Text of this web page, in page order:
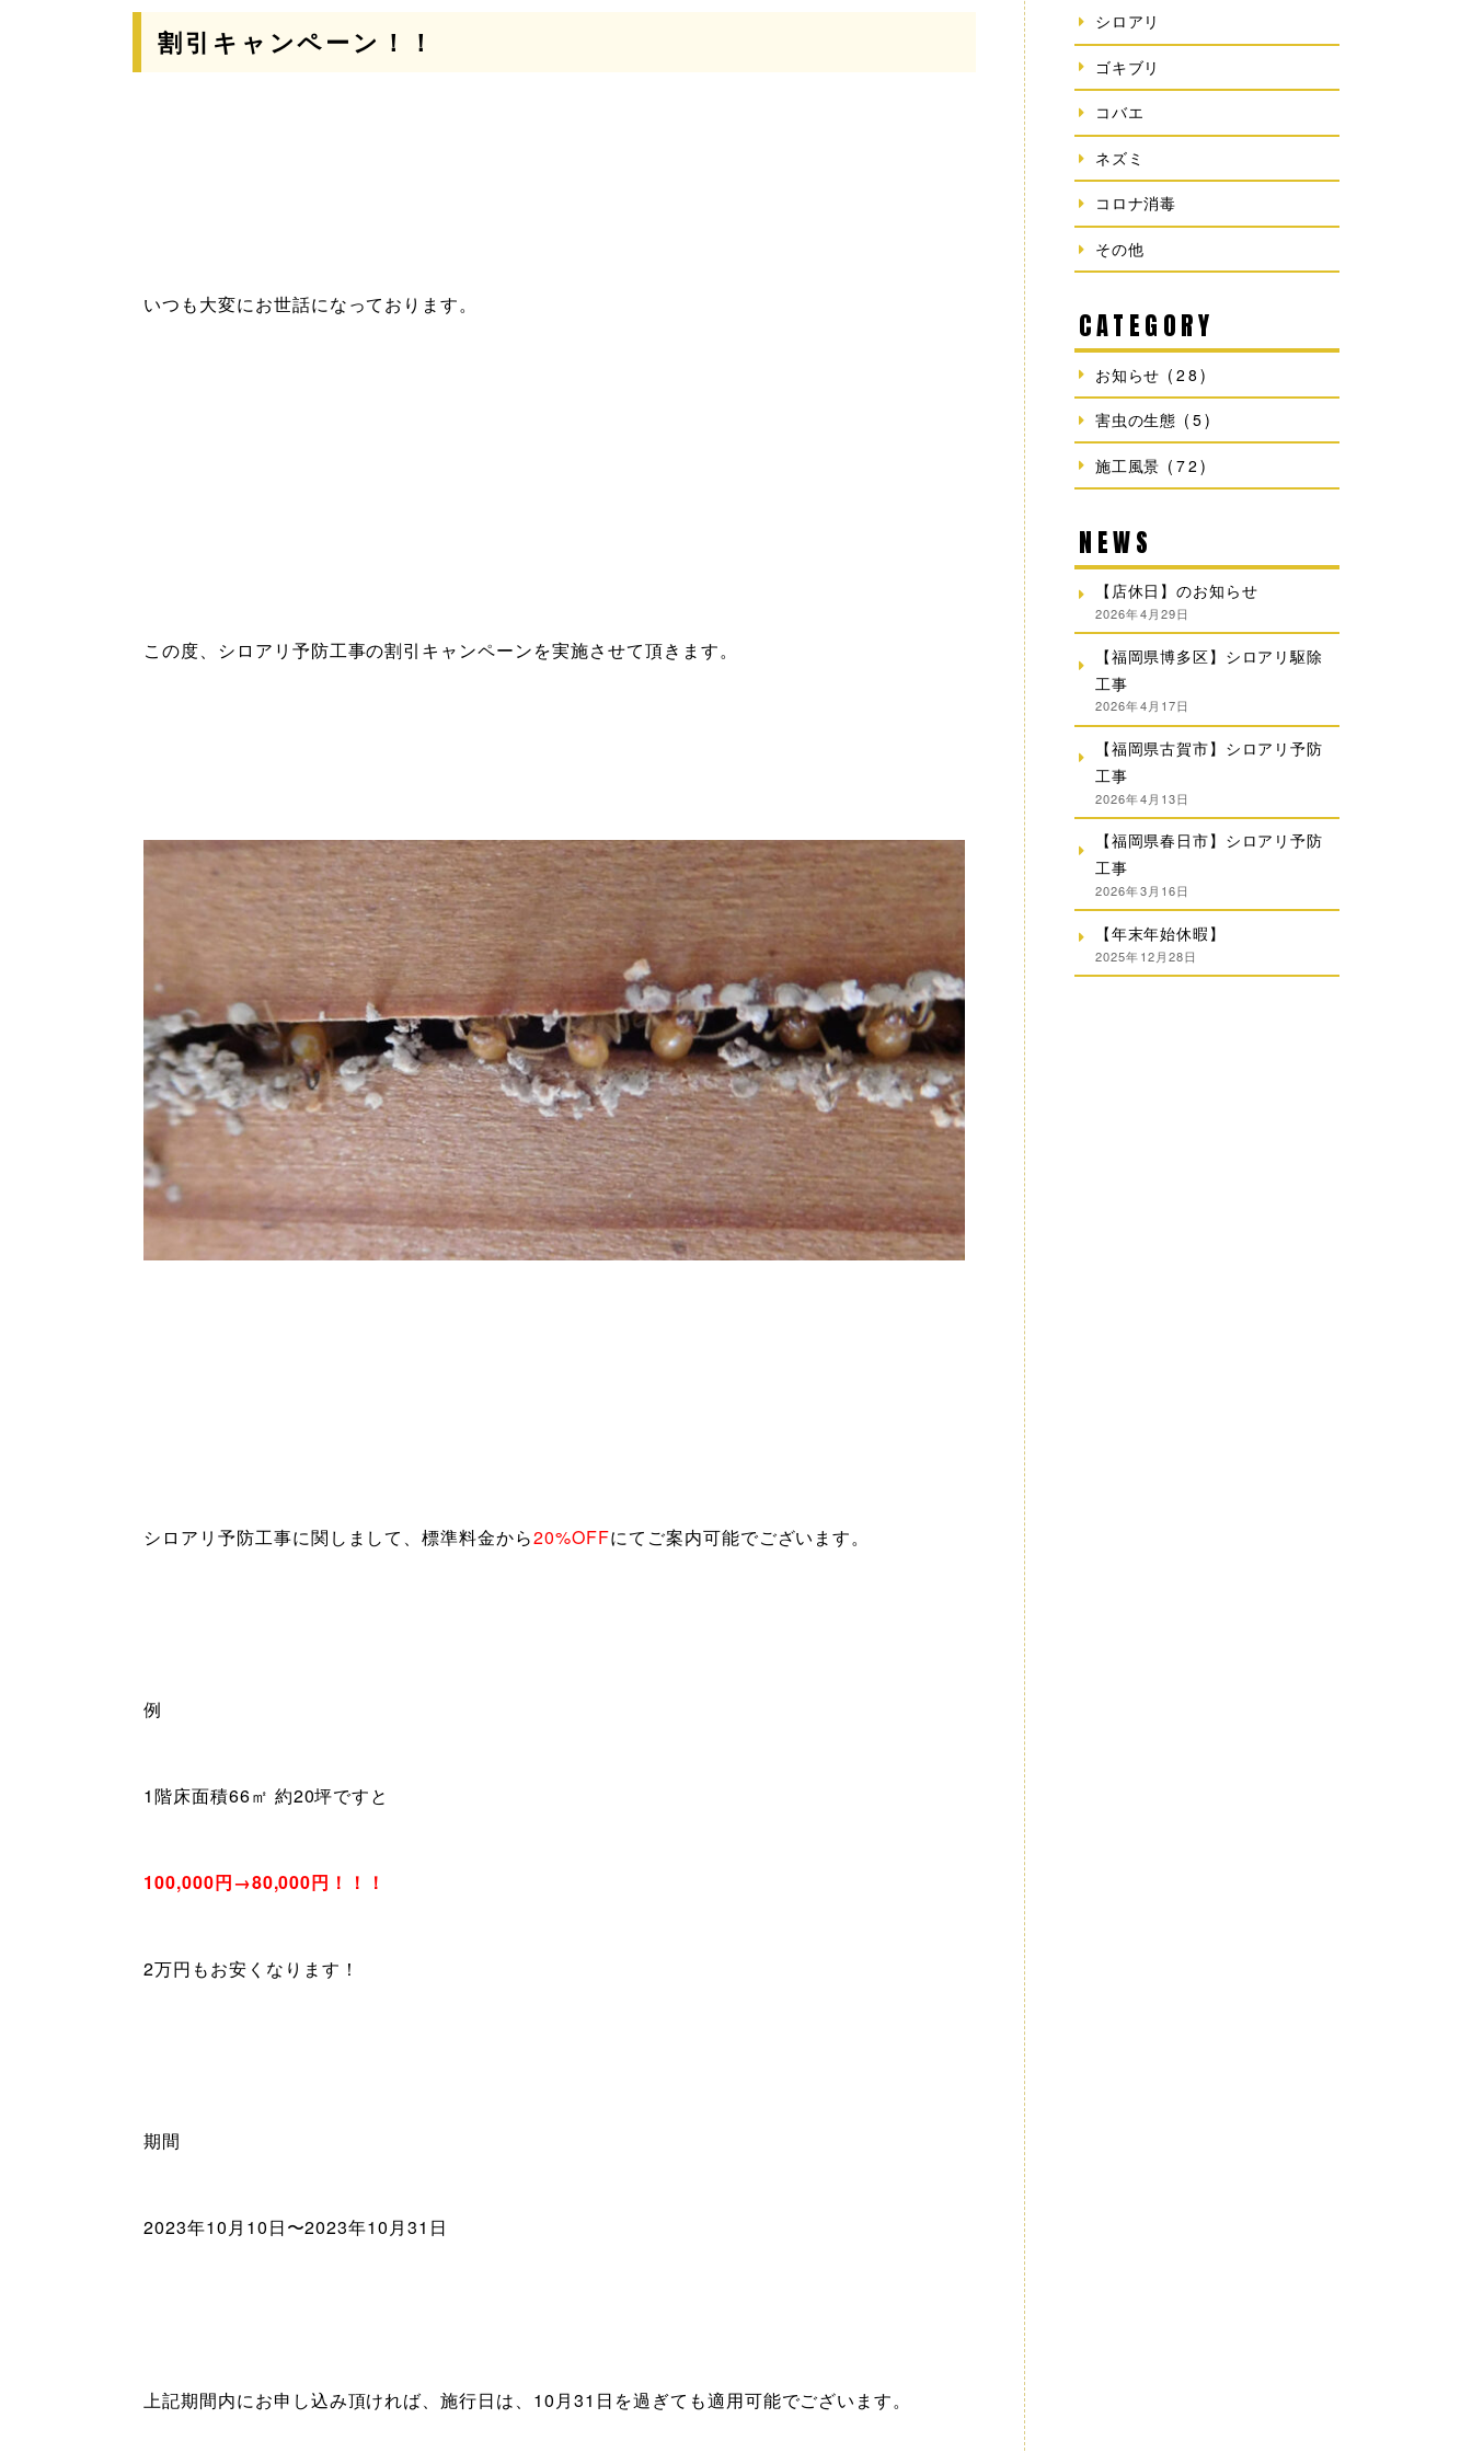
割引キャンペーン！！
いつも大変にお世話になっております。
この度、シロアリ予防工事の割引キャンペーンを実施させて頂きます。
シロアリ予防工事に関しまして、標準料金から20%OFFにてご案内可能でございます。
例
1階床面積66㎡ 約20坪ですと
100,000円→80,000円！！！
2万円もお安くなります！
期間
2023年10月10日〜2023年10月31日
上記期間内にお申し込み頂ければ、施行日は、10月31日を過ぎても適用可能でございます。
シロアリ
ゴキブリ
コバエ
ネズミ
コロナ消毒
その他
CATEGORY
お知らせ (28)
害虫の生態 (5)
施工風景 (72)
NEWS
【店休日】のお知らせ
2026年4月29日
【福岡県博多区】シロアリ駆除
工事
2026年4月17日
【福岡県古賀市】シロアリ予防
工事
2026年4月13日
【福岡県春日市】シロアリ予防
工事
2026年3月16日
【年末年始休暇】
2025年12月28日